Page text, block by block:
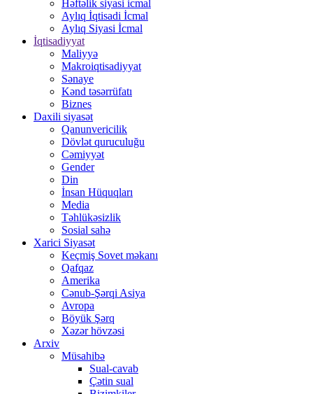
Həftəlik siyasi icmal
Aylıq İqtisadi İcmal
Aylıq Siyasi İcmal
İqtisadiyyat
Maliyyə
Makroiqtisadiyyat
Sənaye
Kənd təsərrüfatı
Biznes
Daxili siyasət
Qanunvericilik
Dövlət quruculuğu
Cəmiyyət
Gender
Din
İnsan Hüquqları
Media
Təhlükəsizlik
Sosial sahə
Xarici Siyasət
Keçmiş Sovet məkanı
Qafqaz
Amerika
Cənub-Şərqi Asiya
Avropa
Böyük Şərq
Xəzər hövzəsi
Arxiv
Müsahibə
Sual-cavab
Çətin sual